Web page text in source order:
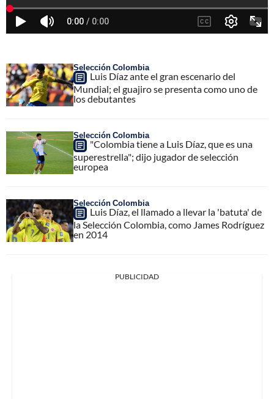
Selección Colombia
Luis Díaz ante el gran escenario del
Mundial; el guajiro se presenta como uno de
los debutantes
Selección Colombia
"Colombia tiene a Luis Díaz, que es una
superestrella"; dijo jugador de selección
europea
Selección Colombia
Luis Díaz, el llamado a llevar la 'batuta' de
la Selección Colombia, como James Rodríguez
en 2014
PUBLICIDAD